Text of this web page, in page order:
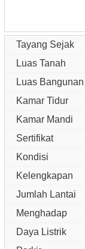
Tayang Sejak
Luas Tanah
Luas Bangunan
Kamar Tidur
Kamar Mandi
Sertifikat
Kondisi
Kelengkapan
Jumlah Lantai
Menghadap
Daya Listrik